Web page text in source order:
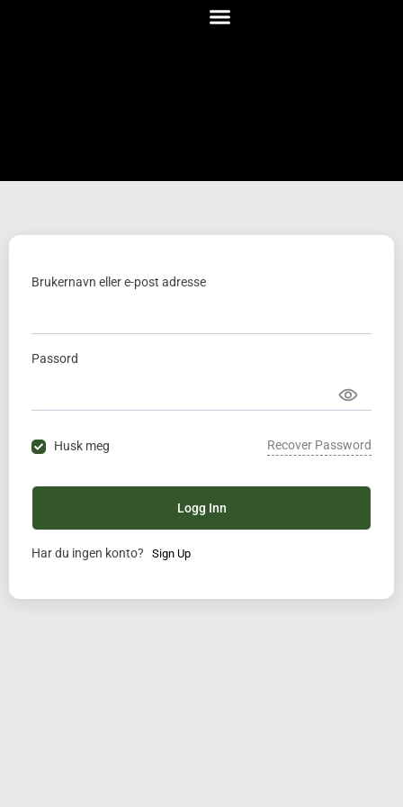
Brukernavn eller e-post adresse
Passord
Husk meg Recover Password
Logg Inn
Har du ingen konto? Sign Up